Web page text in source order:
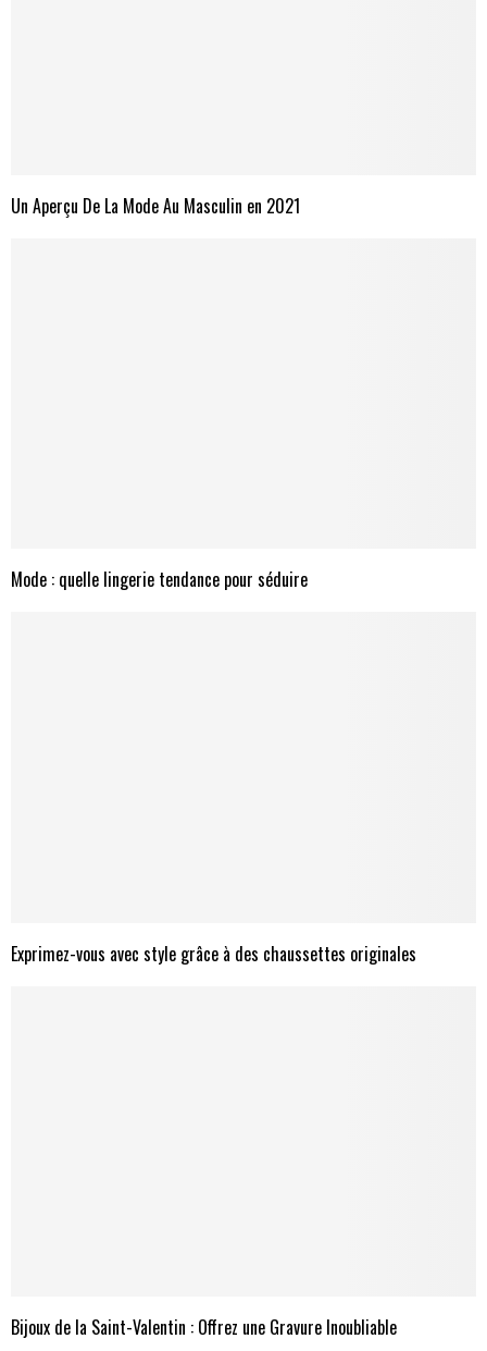
Un Aperçu De La Mode Au Masculin en 2021
Mode : quelle lingerie tendance pour séduire
Exprimez-vous avec style grâce à des chaussettes originales
Bijoux de la Saint-Valentin : Offrez une Gravure Inoubliable